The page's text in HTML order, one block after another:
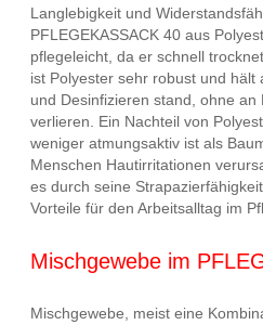
Langlebigkeit und
PFLEGEKASSACK 40 aus
pflegeleicht, da er schnell
ist Polyester sehr robust und hält
und Desinfizieren stand, ohne
verlieren. Ein Nachteil von
weniger atmungsaktiv ist als
Menschen Hautirritationen
es durch seine
Vorteile für den Arbeitsalltag im
Mischgewebe im
Mischgewebe, meist eine